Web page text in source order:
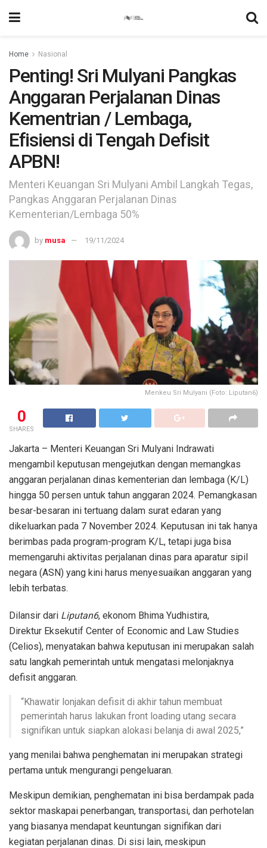
Home Nasional
Penting! Sri Mulyani Pangkas
Anggaran Perjalanan Dinas
Kementrian / Lembaga,
Efisiensi di Tengah Defisit
APBN!
Menteri Keuangan Sri Mulyani Ambil Langkah Tegas,
Pangkas Anggaran Perjalanan Dinas
Kementerian/Lembaga 50%
by musa 19/11/2024
Menkeu Sri Mulyani (Foto: Liputan6)
0
SHARES
Jakarta – Menteri Keuangan Sri Mulyani Indrawati
mengambil keputusan mengejutkan dengan memangkas
anggaran perjalanan dinas kementerian dan lembaga (K/L)
hingga 50 persen untuk tahun anggaran 2024. Pemangkasan
besar-besaran ini tertuang dalam surat edaran yang
dikeluarkan pada 7 November 2024. Keputusan ini tak hanya
berimbas pada program-program K/L, tetapi juga bisa
memengaruhi aktivitas perjalanan dinas para aparatur sipil
negara (ASN) yang kini harus menyesuaikan anggaran yang
lebih terbatas.
Dilansir dari Liputan6, ekonom Bhima Yudhistira,
Direktur Eksekutif Center of Economic and Law Studies
(Celios), menyatakan bahwa keputusan ini merupakan salah
satu langkah pemerintah untuk mengatasi melonjaknya
defisit anggaran.
“Khawatir lonjakan defisit di akhir tahun membuat
pemerintah harus lakukan front loading utang secara
signifikan untuk siapkan alokasi belanja di awal 2025,”
yang menilai bahwa penghematan ini merupakan strategi
pertama untuk mengurangi pengeluaran.
Meskipun demikian, penghematan ini bisa berdampak pada
sektor maskapai penerbangan, transportasi, dan perhotelan
yang biasanya mendapat keuntungan signifikan dari
kegiatan perjalanan dinas. Di sisi lain, meskipun